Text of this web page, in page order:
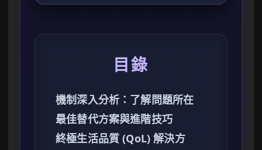
目錄
機制深入分析：了解問題所在
最佳替代方案與進階技巧
終極生活品質 (QoL) 解決方